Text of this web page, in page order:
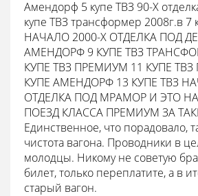
Амендорф 5 купе ТВЗ 90-Х
купе ТВЗ трансформер 2008г.в 7
НАЧАЛО 2000-Х ОТДЕЛКА ПОД
АМЕНДОРФ 9 КУПЕ ТВЗ
КУПЕ ТВЗ ПРЕМИУМ 11 КУПЕ
КУПЕ АМЕНДОРФ 13 КУПЕ ТВЗ
ОТДЕЛКА ПОД МРАМОР И ЭТО
ПОЕЗД КЛАССА ПРЕМИУМ ЗА
Единственное, что порадовало,
чистота вагона. Проводники в
молодцы. Никому не советую
билет, только переплатите, а в
старый вагон.